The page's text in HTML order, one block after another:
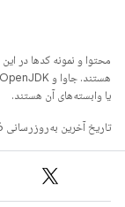
محتوا و نمونه کدها در
یا وابسته‌های آن هستند.
تاریخ آخرین به‌روزرسانی 2026-08-07 به‌وقت ساعت هماهنگ جهانی.